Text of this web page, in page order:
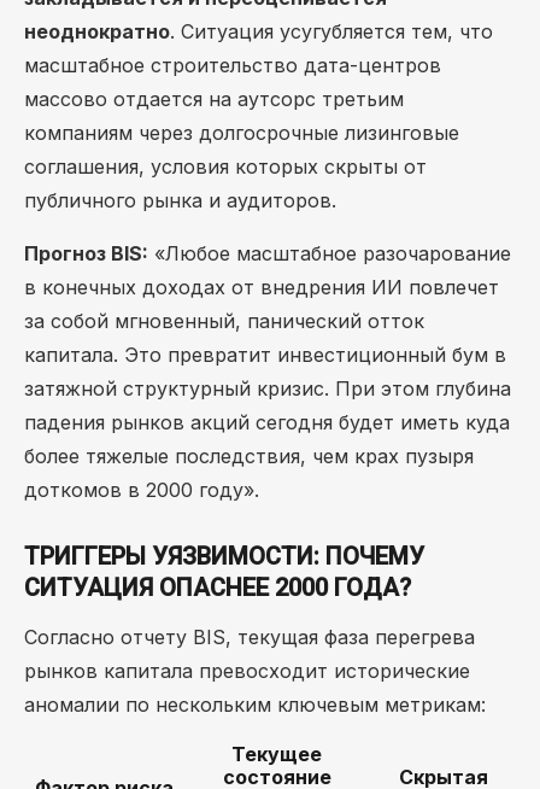
неоднократно. Ситуация усугубляется тем, что
масштабное строительство дата-центров
массово отдается на аутсорс третьим
компаниям через долгосрочные лизинговые
соглашения, условия которых скрыты от
публичного рынка и аудиторов.
Прогноз BIS: «Любое масштабное разочарование
в конечных доходах от внедрения ИИ повлечет
за собой мгновенный, панический отток
капитала. Это превратит инвестиционный бум в
затяжной структурный кризис. При этом глубина
падения рынков акций сегодня будет иметь куда
более тяжелые последствия, чем крах пузыря
доткомов в 2000 году».
ТРИГГЕРЫ УЯЗВИМОСТИ: ПОЧЕМУ
СИТУАЦИЯ ОПАСНЕЕ 2000 ГОДА?
Согласно отчету BIS, текущая фаза перегрева
рынков капитала превосходит исторические
аномалии по нескольким ключевым метрикам:
Текущее
состояние
Скрытая